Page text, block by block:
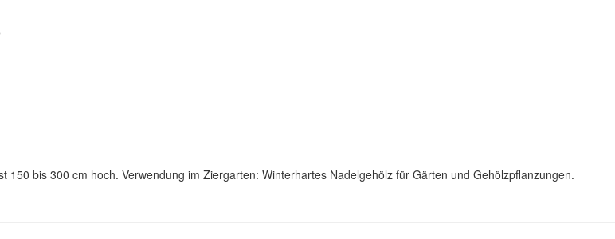
150 bis 300 cm hoch. Verwendung im Ziergarten: Winterhartes Nadelgehölz für Gärten und Gehölzpflanzungen.